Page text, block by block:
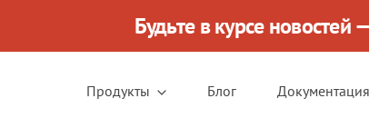
Будьте в курсе новостей
Продукты Блог Документация